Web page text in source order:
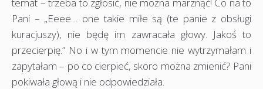
Pani – „Eeee… one takie miłe są (te panie z obsługi
kuracjuszy), nie będę im zawracała głowy. Jakoś to
przecierpię.” No i w tym momencie nie wytrzymałam i
zapytałam – po co cierpieć, skoro można zmienić? Pani
pokiwała głową i nie odpowiedziała.